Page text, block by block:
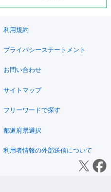
利用規約
プライバシーステートメント
お問い合わせ
サイトマップ
フリーワードで探す
都道府県選択
利用者情報の外部送信について